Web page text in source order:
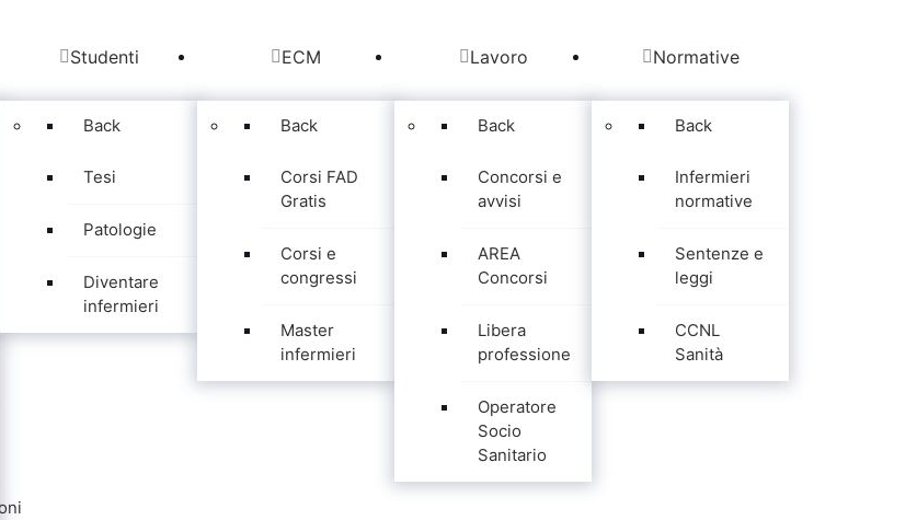
Studenti
Back
Tesi
Patologie
Diventare
infermieri
ECM
Back
Corsi FAD
Gratis
Corsi e
congressi
Master
infermieri
Lavoro
Back
Concorsi e
avvisi
AREA
Concorsi
Libera
professione
Operatore
Socio
Sanitario
Normative
Back
Infermieri
normative
Sentenze e
leggi
CCNL
Sanità